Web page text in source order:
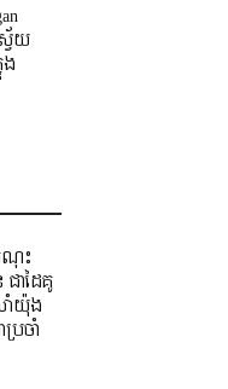
វ័យ
ណុះ
ាដៃគូ
ាំយ៉ុង
រចាំ